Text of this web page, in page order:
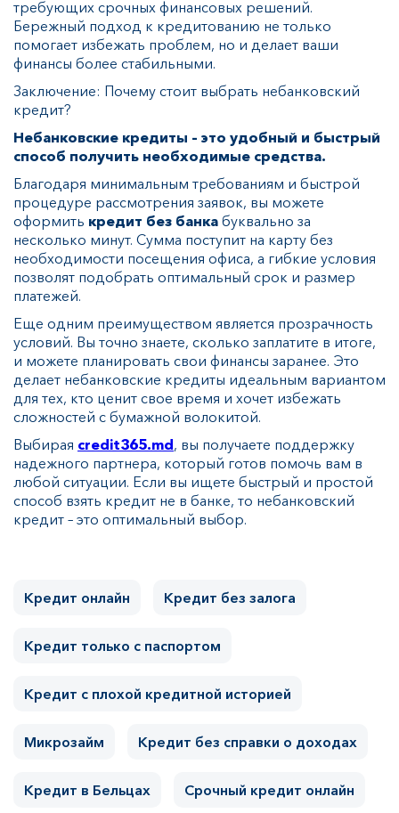
требующих срочных финансовых решений.
Бережный подход к кредитованию не только
помогает избежать проблем, но и делает ваши
финансы более стабильными.
Заключение: Почему стоит выбрать небанковский
кредит?
Небанковские кредиты – это удобный и быстрый
способ получить необходимые средства.
Благодаря минимальным требованиям и быстрой
процедуре рассмотрения заявок, вы можете
оформить кредит без банка буквально за
несколько минут. Сумма поступит на карту без
необходимости посещения офиса, а гибкие условия
позволят подобрать оптимальный срок и размер
платежей.
Еще одним преимуществом является прозрачность
условий. Вы точно знаете, сколько заплатите в итоге,
и можете планировать свои финансы заранее. Это
делает небанковские кредиты идеальным вариантом
для тех, кто ценит свое время и хочет избежать
сложностей с бумажной волокитой.
Выбирая credit365.md, вы получаете поддержку
надежного партнера, который готов помочь вам в
любой ситуации. Если вы ищете быстрый и простой
способ взять кредит не в банке, то небанковский
кредит – это оптимальный выбор.
Кредит онлайн Кредит без залога
Кредит только с паспортом
Кредит с плохой кредитной историей
Микрозайм Кредит без справки о доходах
Кредит в Бельцах Срочный кредит онлайн